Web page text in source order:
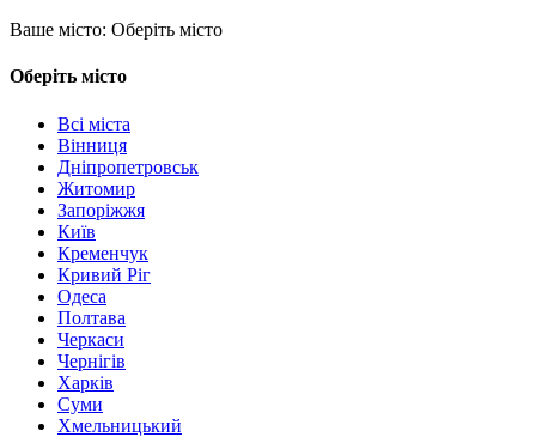
Ваше місто: Оберіть місто
Оберіть місто
Всі міста
Вінниця
Дніпропетровськ
Житомир
Запоріжжя
Київ
Кременчук
Кривий Ріг
Одеса
Полтава
Черкаси
Чернігів
Харків
Суми
Хмельницький